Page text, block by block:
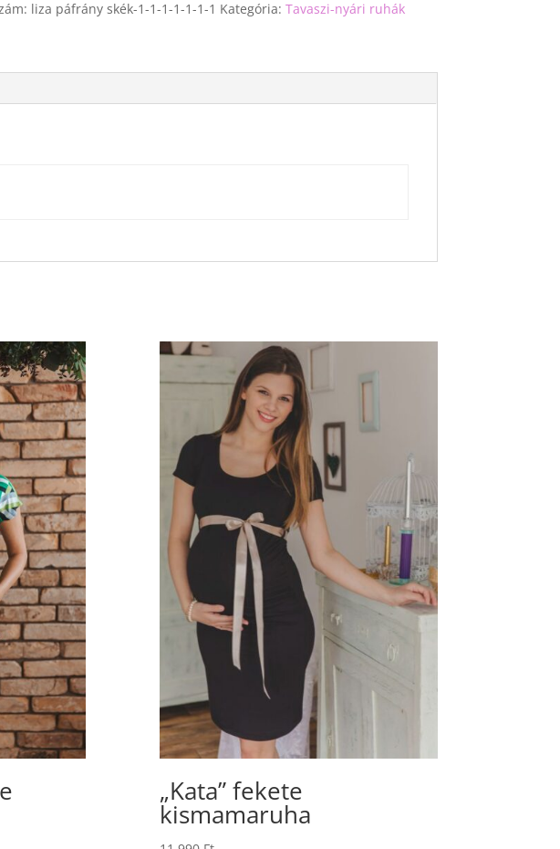
liza páfrány skék-1-1-1-1-1-1-1 Kategória: Tavaszi-nyári ruhák
„Kata” fekete
kismamaruha